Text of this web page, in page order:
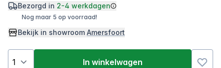
Bezorgd in 2-4 werkdagen
Nog maar 5 op voorraad!
Bekijk in showroom Amersfoort
In winkelwagen